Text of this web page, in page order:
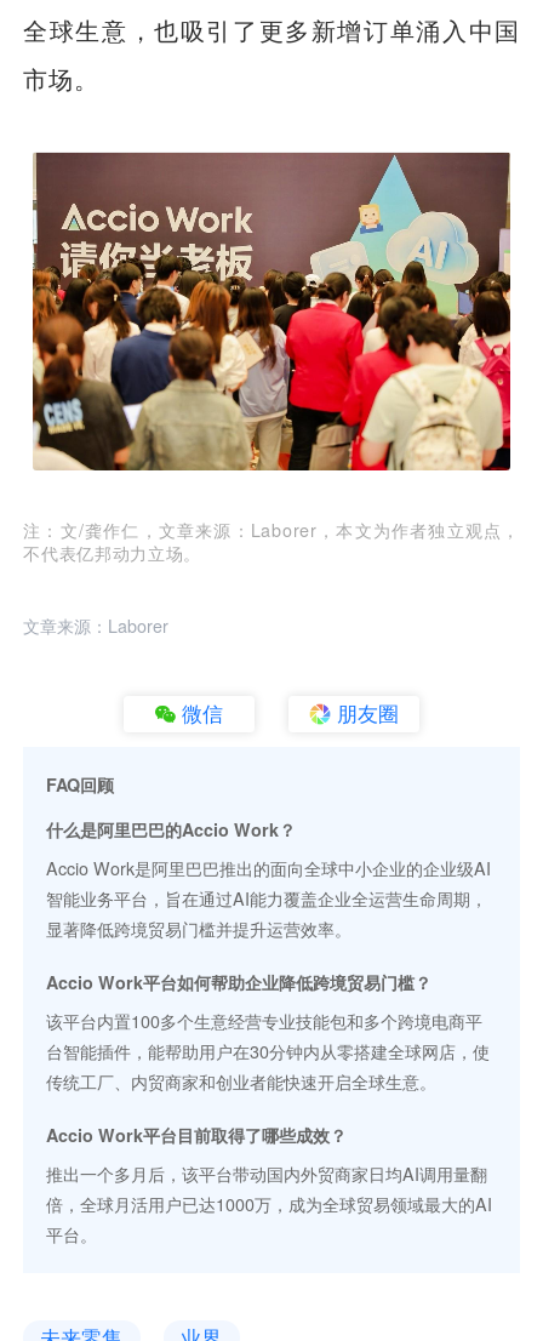
全球生意，也吸引了更多新增订单涌入中国
市场。
注：文/龚作仁，文章来源：Laborer，本文为作者独立观点，
不代表亿邦动力立场。
文章来源：Laborer
微信 朋友圈
FAQ回顾
什么是阿里巴巴的Accio Work？
Accio Work是阿里巴巴推出的面向全球中小企业的企业级AI
智能业务平台，旨在通过AI能力覆盖企业全运营生命周期，
显著降低跨境贸易门槛并提升运营效率。
Accio Work平台如何帮助企业降低跨境贸易门槛？
该平台内置100多个生意经营专业技能包和多个跨境电商平
台智能插件，能帮助用户在30分钟内从零搭建全球网店，使
传统工厂、内贸商家和创业者能快速开启全球生意。
Accio Work平台目前取得了哪些成效？
推出一个多月后，该平台带动国内外贸商家日均AI调用量翻
倍，全球月活用户已达1000万，成为全球贸易领域最大的AI
平台。